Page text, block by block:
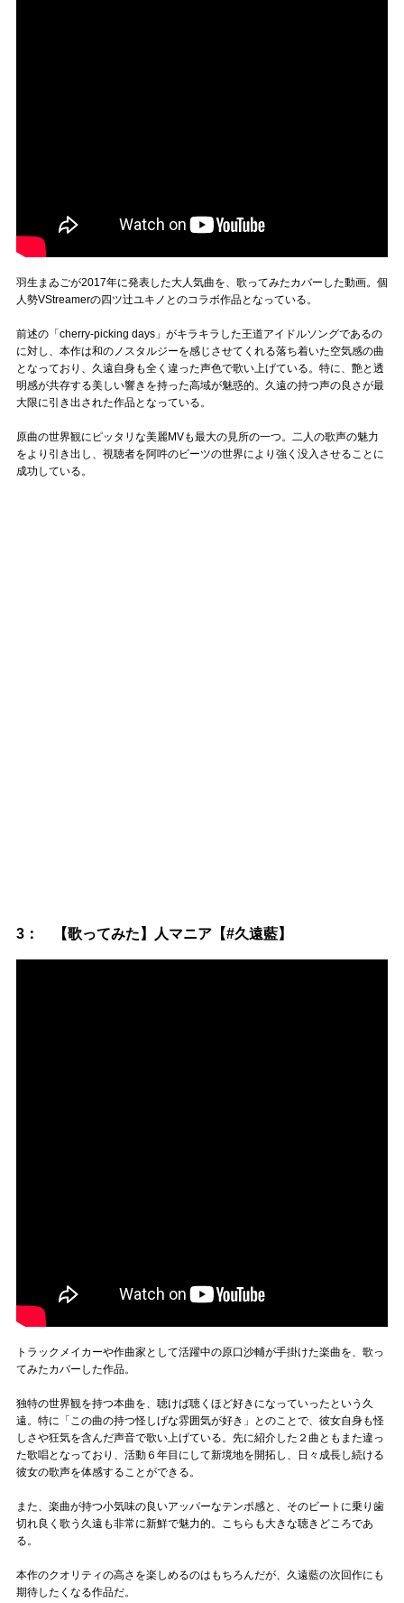
羽生まゐごが2017年に発表した大人気曲を、歌ってみたカバーした動画。個
人勢VStreamerの四ツ辻ユキノとのコラボ作品となっている。
前述の「cherry-picking days」がキラキラした王道アイドルソングであるの
に対し、本作は和のノスタルジーを感じさせてくれる落ち着いた空気感の曲
となっており、久遠自身も全く違った声色で歌い上げている。特に、艶と透
明感が共存する美しい響きを持った高域が魅惑的。久遠の持つ声の良さが最
大限に引き出された作品となっている。
原曲の世界観にピッタリな美麗MVも最大の見所の一つ。二人の歌声の魅力
をより引き出し、視聴者を阿吽のビーツの世界により強く没入させることに
成功している。
3： 【歌ってみた】人マニア【#久遠藍】
トラックメイカーや作曲家として活躍中の原口沙輔が手掛けた楽曲を、歌っ
てみたカバーした作品。
独特の世界観を持つ本曲を、聴けば聴くほど好きになっていったという久
遠。特に「この曲の持つ怪しげな雰囲気が好き」とのことで、彼女自身も怪
しさや狂気を含んだ声音で歌い上げている。先に紹介した２曲ともまた違っ
た歌唱となっており、活動６年目にして新境地を開拓し、日々成長し続ける
彼女の歌声を体感することができる。
また、楽曲が持つ小気味の良いアッパーなテンポ感と、そのビートに乗り歯
切れ良く歌う久遠も非常に新鮮で魅力的。こちらも大きな聴きどころであ
る。
本作のクオリティの高さを楽しめるのはもちろんだが、久遠藍の次回作にも
期待したくなる作品だ。